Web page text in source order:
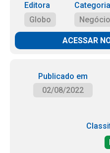
Editora
Globo
Categoria
ACESSAR
Publicado em
02/08/2022